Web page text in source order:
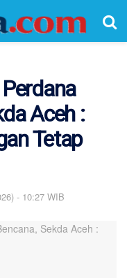
Aceh :
Tetap
- 10:27 WIB